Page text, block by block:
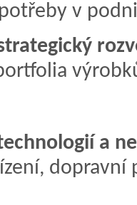
v
a
dopravní